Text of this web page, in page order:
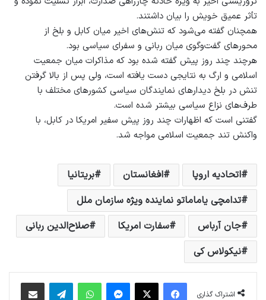
تأثر عميق خويش را بيان داشتند.
همچنان گفته می‌شود که تنش‌های اخیر میان کابل و بلخ از
محورهای گفت‌وگوی میان ربانی و سفرای سیاسی بود.
هرچند چند روز پیش گفته شده بود که مذاکرات میان جمعیت
اسلامی و ارگ به نتایجی دست یافته است، ولی پس از بالا گرفتن
تنش در بلخ دیدارهای نمایندگان سیاسی کشورهای مختلف با
طرف‌های نزاع سیاسی بیشتر شده است.
گفتنی است که اظهارات چند روز پیش سفیر امریکا در کابل، با
واکنش تند جمعیت اسلامی مواجه شد.
اتحادیه اروپا افغانستان
بریتانیا
تدامچی یاماماتو نماینده ویژه سازمان ملل
جان آرباس
سفارت امریکا
صلاح‌الدین ربانی
نیکولاس کی
اشتراک گذاری
فیس بوک پیام رسان واتس آپ